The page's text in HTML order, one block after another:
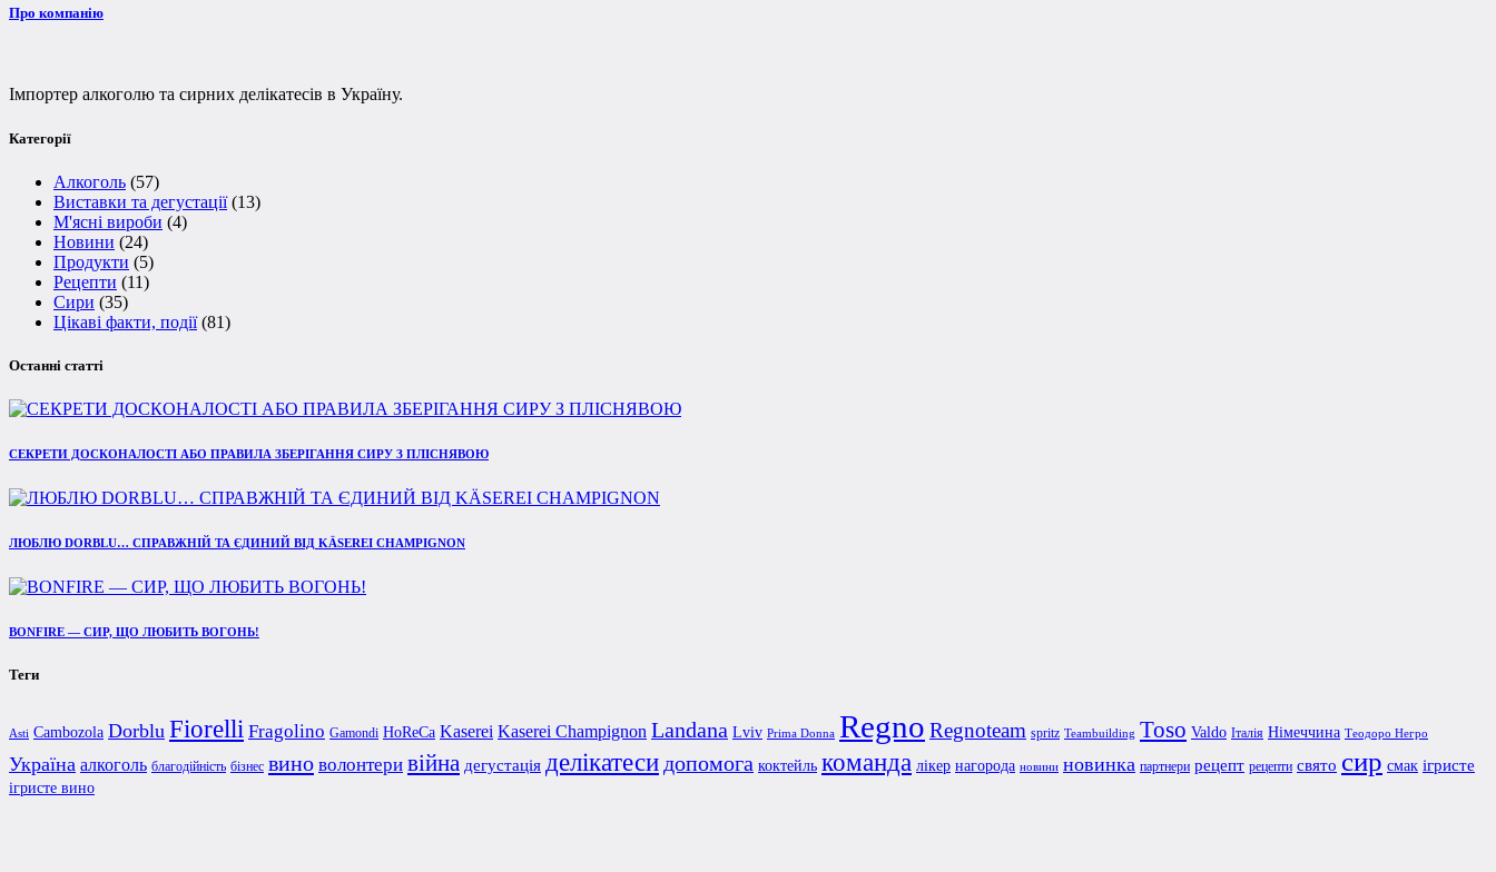
Про компанію
Імпортер алкоголю та сирних делікатесів в Україну.
Категорії
Алкоголь (57)
Виставки та дегустації(13)
М'ясні вироби (4)
Новини (24)
Продукти (5)
Рецепти (11)
Сири (35)
Цікаві факти, події(81)
Останні статті
СЕКРЕТИ ДОСКОНАЛОСТІ АБО ПРАВИЛА ЗБЕРІГАННЯ СИРУ З ПЛІСНЯВОЮ
ЛЮБЛЮ DORBLU… СПРАВЖНІЙ ТА ЄДИНИЙ ВІД KÄSEREI CHAMPIGNON
BONFIRE — СИР, ЩО ЛЮБИТЬ ВОГОНЬ!
Теги
Asti Cambozola Dorblu Fiorelli Fragolino Gamondi HoReCa Kaserei Kaserei Champignon Landana Lviv Prima Donna Regno Regnoteam spritz Teambuilding Toso Valdo Італія Німеччина Теодоро Негро
Україна алкоголь благодійність бізнес вино волонтери війна дегустація делікатеси допомога коктейль команда лікер нагорода новини новинка партнери рецепт рецепти свято сир смак ігристе
ігристе вино